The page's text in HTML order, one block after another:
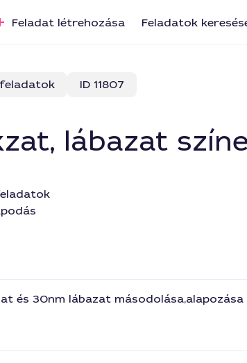
Feladat létrehozása Feladatok
ID 11807
lábazat
és 30nm lábazat másodolása,alapozása